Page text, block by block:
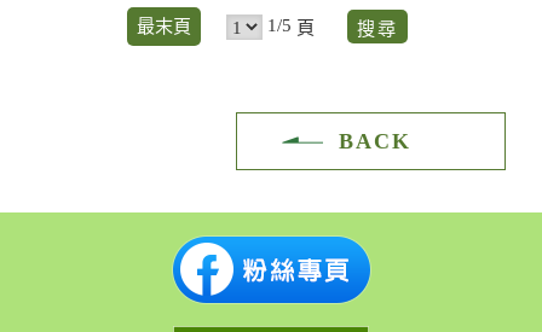
最末頁 1/5 頁
BACK